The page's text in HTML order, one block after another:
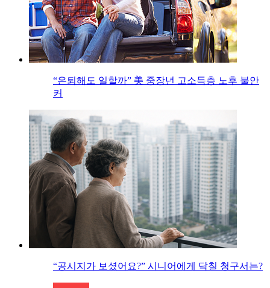
“은퇴해도 일할까” 美 중장년 고소득층 노후 불안
커
“공시지가 보셨어요?” 시니어에게 닥칠 청구서는?